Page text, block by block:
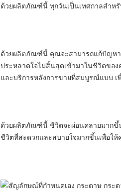
ด้วยผลิตภัณฑ์นี้ ทุกวันเป็นเทศกาลสําห
ด้วยผลิตภัณฑ์นี้ คุณจะสามารถแก้ปัญหา
ประหลาดใจไม่สิ้นสุดเข้ามาในชีวิตขอ
และบริการหลังการขายที่สมบูรณ์แบบ เ
ด้วยผลิตภัณฑ์นี้ ชีวิตจะผ่อนคลายมากขึ้
ชีวิตที่สะดวกและสบายใจมากขึ้นเพื่อใ